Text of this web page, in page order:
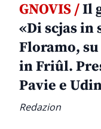
GNOVIS /Il
«Di scjas in
Floramo,
in Friûl.
Pavie e
Redazion